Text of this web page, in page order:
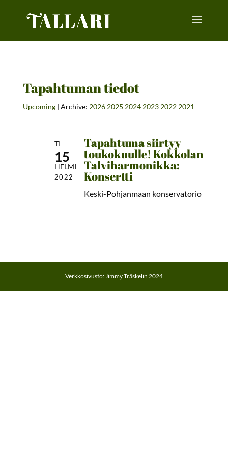
Tapahtuman tiedot
Upcoming| Archive: 2026 2025 2024 2023 2022 2021
TI
15
HELMI
2022
Tapahtuma siirtyy
toukokuulle! Kokkolan
Talviharmonikka:
Konsertti
Keski-Pohjanmaan konservatorio
Verkkosivusto: Jimmy Träskelin 2024